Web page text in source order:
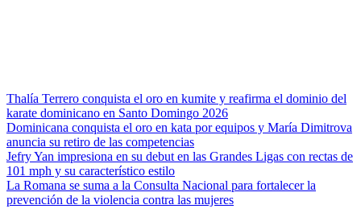
Thalía Terrero conquista el oro en kumite y reafirma el dominio del
karate dominicano en Santo Domingo 2026
Dominicana conquista el oro en kata por equipos y María Dimitrova
anuncia su retiro de las competencias
Jefry Yan impresiona en su debut en las Grandes Ligas con rectas de
101 mph y su característico estilo
La Romana se suma a la Consulta Nacional para fortalecer la
prevención de la violencia contra las mujeres